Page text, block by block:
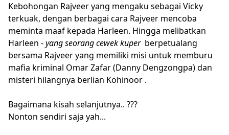
Kebohongan Rajveer yang mengaku sebagai Vicky
terkuak, dengan berbagai cara Rajveer mencoba
meminta maaf kepada Harleen. Hingga melibatkan
Harleen -yang seorang cewek kuper berpetualang
bersama Rajveer yang memiliki misi untuk memburu
mafia kriminal Omar Zafar (Danny Dengzongpa) dan
misteri hilangnya berlian Kohinoor .
Bagaimana kisah selanjutnya.. ???
Nonton sendiri saja yah...